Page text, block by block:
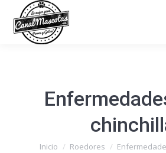
Estás aquí:
Inicio Roedores